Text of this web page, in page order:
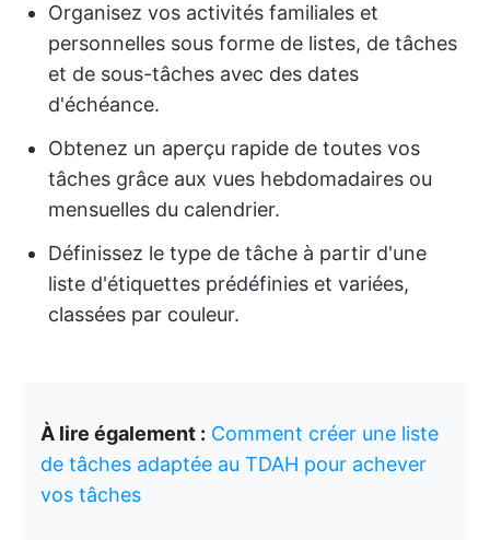
Organisez vos activités familiales et
personnelles sous forme de listes, de tâches
et de sous-tâches avec des dates
d'échéance.
Obtenez un aperçu rapide de toutes vos
tâches grâce aux vues hebdomadaires ou
mensuelles du calendrier.
Définissez le type de tâche à partir d'une
liste d'étiquettes prédéfinies et variées,
classées par couleur.
À lire également : Comment créer une liste
de tâches adaptée au TDAH pour achever
vos tâches